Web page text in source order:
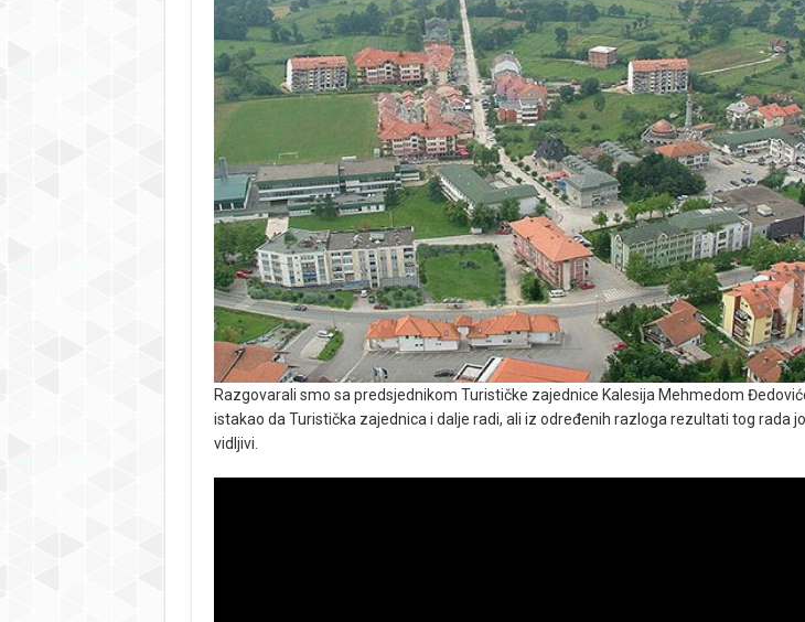
Razgovarali smo sa predsjednikom Turističke zajednice Kalesija Mehmedom
istakao da Turistička zajednica i dalje radi, ali iz određenih razloga rezultati tog rada
vidljivi.